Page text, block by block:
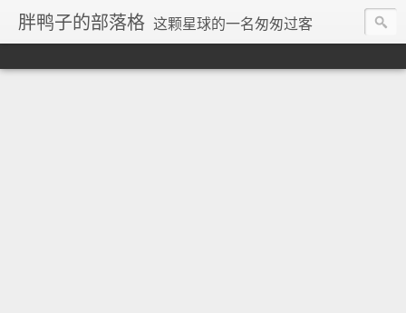
胖鸭子的部落格 这颗星球的一名匆匆过客